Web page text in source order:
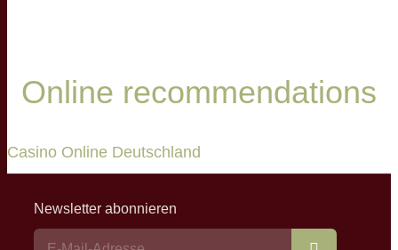
Online recommendations
Casino Online Deutschland
Newsletter abonnieren